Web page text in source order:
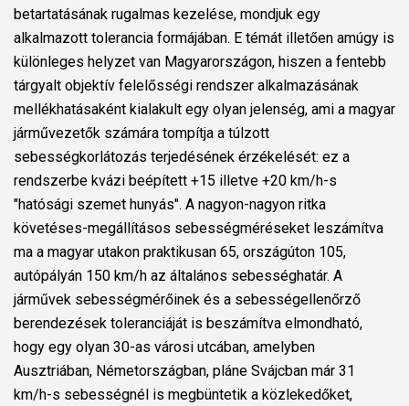
betartatásának rugalmas kezelése, mondjuk egy
alkalmazott tolerancia formájában. E témát illetően amúgy is
különleges helyzet van Magyarországon, hiszen a fentebb
tárgyalt objektív felelősségi rendszer alkalmazásának
mellékhatásaként kialakult egy olyan jelenség, ami a magyar
járművezetők számára tompítja a túlzott
sebességkorlátozás terjedésének érzékelését: ez a
rendszerbe kvázi beépített +15 illetve +20 km/h-s
"hatósági szemet hunyás". A nagyon-nagyon ritka
követéses-megállításos sebességméréseket leszámítva
ma a magyar utakon praktikusan 65, országúton 105,
autópályán 150 km/h az általános sebességhatár. A
járművek sebességmérőinek és a sebességellenőrző
berendezések toleranciáját is beszámítva elmondható,
hogy egy olyan 30-as városi utcában, amelyben
Ausztriában, Németországban, pláne Svájcban már 31
km/h-s sebességnél is megbüntetik a közlekedőket,